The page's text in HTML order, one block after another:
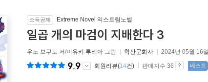
소득공제 Extreme Novel 익스트림노벨
일곱 개의 마검이 지배한다 3
우노 보쿠토 저/미유키 루리아 그림 학산문화사 2024년 05월 16일
9.9 회원리뷰(14건) 판매지수 36 베스트